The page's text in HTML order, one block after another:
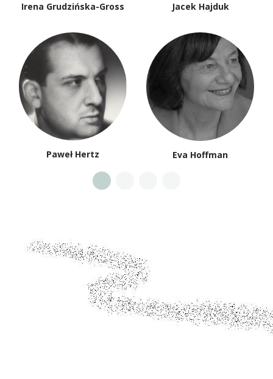
Irena Grudzińska-Gross Jacek Hajduk
Paweł Hertz Eva Hoffman